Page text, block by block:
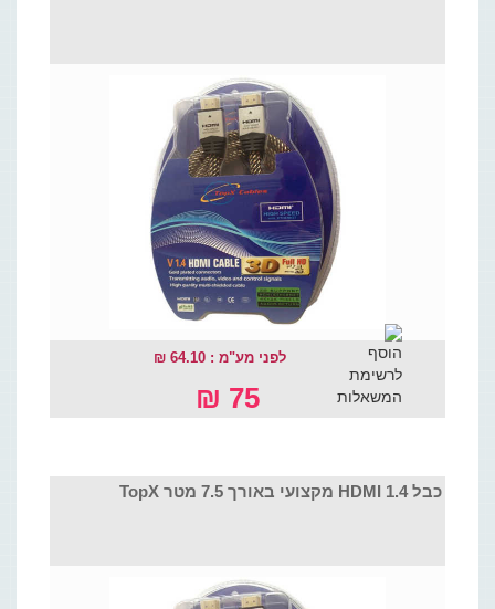
לפני מע"מ : 64.10 ₪
75 ₪
כבל HDMI 1.4 מקצועי באורך 7.5 מטר TopX